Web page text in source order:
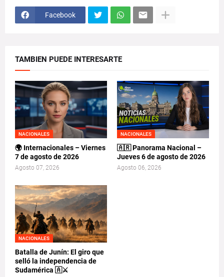
Facebook
TAMBIEN PUEDE INTERESARTE
NACIONALES
🌍 Internacionales – Viernes
7 de agosto de 2026
Agosto 07, 2026
NACIONALES
🇦🇷 Panorama Nacional –
Jueves 6 de agosto de 2026
Agosto 06, 2026
NACIONALES
Batalla de Junín: El giro que
selló la independencia de
Sudamérica 🇦⚔️